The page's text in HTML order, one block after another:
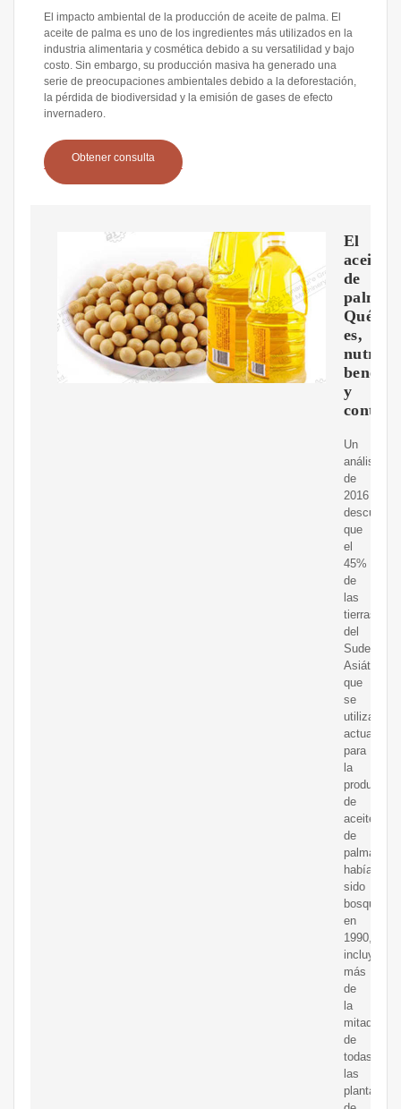
El impacto ambiental de la producción de aceite de palma. El
aceite de palma es uno de los ingredientes más utilizados en la
industria alimentaria y cosmética debido a su versatilidad y bajo
costo. Sin embargo, su producción masiva ha generado una
serie de preocupaciones ambientales debido a la deforestación,
la pérdida de biodiversidad y la emisión de gases de efecto
invernadero.
Obtener consulta
El
aceite
de
palma:
Qué
es,
y
Un
análisis
de
2016
descubrió
que
el
45%
de
las
tierras
del
Sudeste
Asiático
que
se
utilizan
para
la
producción
de
aceite
de
palma
habían
sido
bosques
en
1990,
incluyendo
más
de
la
mitad
de
todas
las